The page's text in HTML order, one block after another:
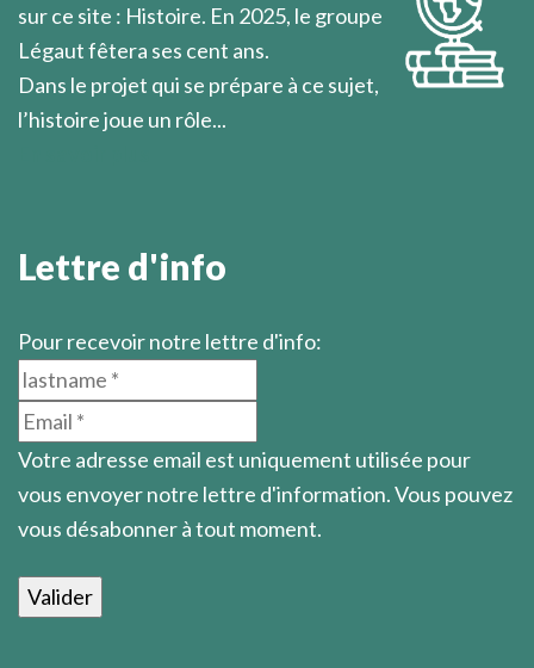
sur ce site : Histoire. En 2025, le groupe
Légaut fêtera ses cent ans.
Dans le projet qui se prépare à ce sujet,
l’histoire joue un rôle...
Lettre d'info
Pour recevoir notre lettre d'info:
Votre adresse email est uniquement utilisée pour
vous envoyer notre lettre d'information. Vous pouvez
vous désabonner à tout moment.